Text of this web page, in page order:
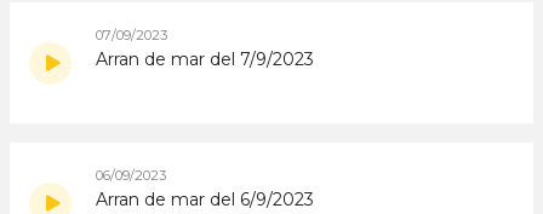
07/09/2023
Arran de mar del 7/9/2023
06/09/2023
Arran de mar del 6/9/2023